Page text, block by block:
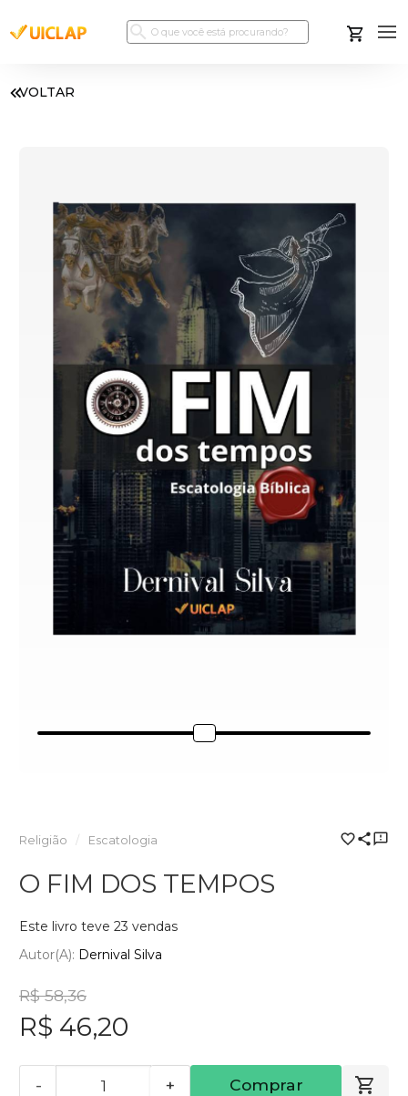
VOLTAR
Religião Escatologia
O FIM DOS TEMPOS
Este livro teve 23 vendas
Autor(a): Dernival Silva
R$ 58,36
R$ 46,20
- + Comprar